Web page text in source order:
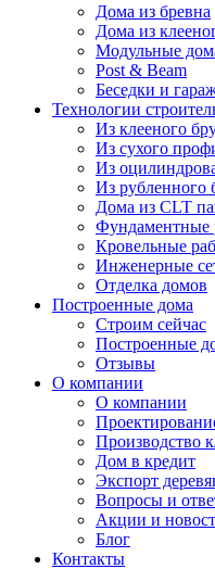
Дома из бревна
Дома из
Модульные
Post & Beam
Беседки и
Технологии
Из клееного
Из сухого
Из
Из рубленного
Дома из CLT
Фундаментные
Кровельные
Инженерные
Отделка домов
Построенные дома
Строим сейчас
Построенные
Отзывы
О компании
О компании
Производство
Дом в кредит
Экспорт
Вопросы и
Акции и
Блог
Контакты